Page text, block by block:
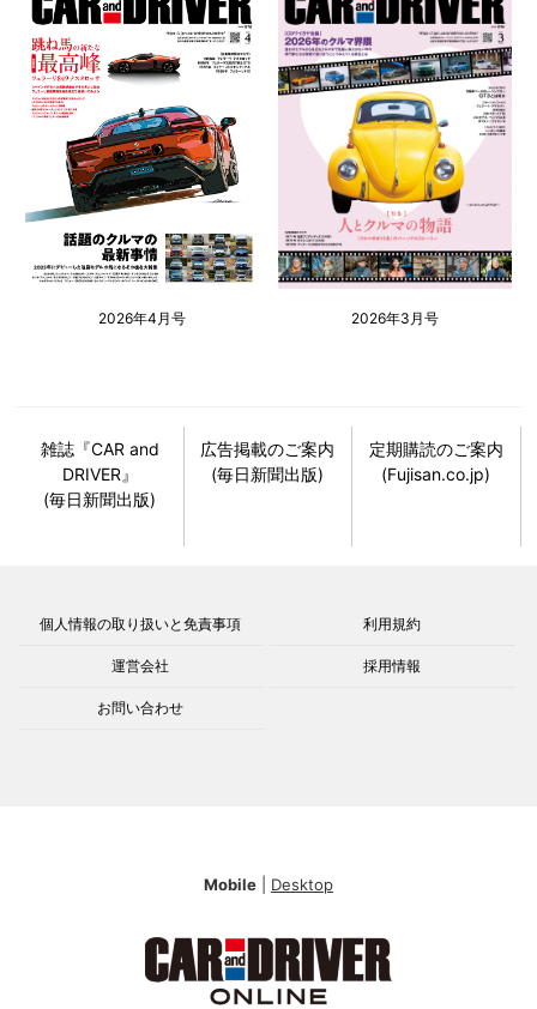
2026年4月号 2026年3月号
雑誌『CAR and
DRIVER』
(毎日新聞出版)
広告掲載のご案内
(毎日新聞出版)
定期購読のご案内
(Fujisan.co.jp)
個人情報の取り扱いと免責事項 利用規約
運営会社 採用情報
お問い合わせ
Mobile Desktop